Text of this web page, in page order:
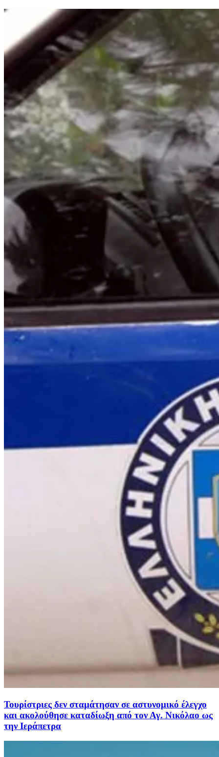
Τουρίστριες δεν σταμάτησαν σε αστυνομικό έλεγχο
και ακολούθησε καταδίωξη από τον Αγ. Νικόλαο ως
την Ιεράπετρα